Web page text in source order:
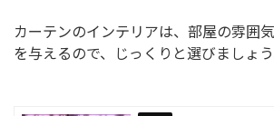
カーテンのインテリアは、部屋の雰囲
を与えるので、じっくりと選びましょう